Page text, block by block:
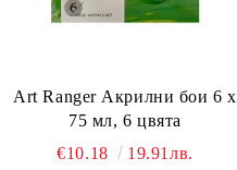
Art Ranger Акрилни бои 6 х
75 мл, 6 цвята
€10.18
19.91лв.